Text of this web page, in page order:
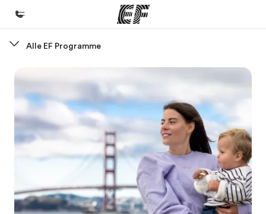
Willkommen bei EF
Programme
Alle Programme ansehen
Büros
Büros in der Nähe
Über uns
Wer wir sind
Alle EF Programme